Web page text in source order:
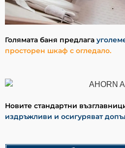
Голямата баня предлага
просторен шкаф с огледало.
Новите стандартни
издръжливи и осигуряват